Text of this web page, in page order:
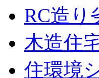
RC造り
木造住
住環境